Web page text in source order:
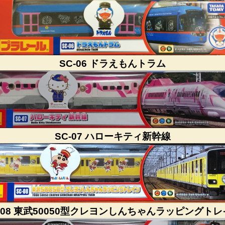
SC-06 ドラえもんトラム
SC-07 ハローキティ新幹線
東武50050型クレヨンしんちゃんラッピングトレ